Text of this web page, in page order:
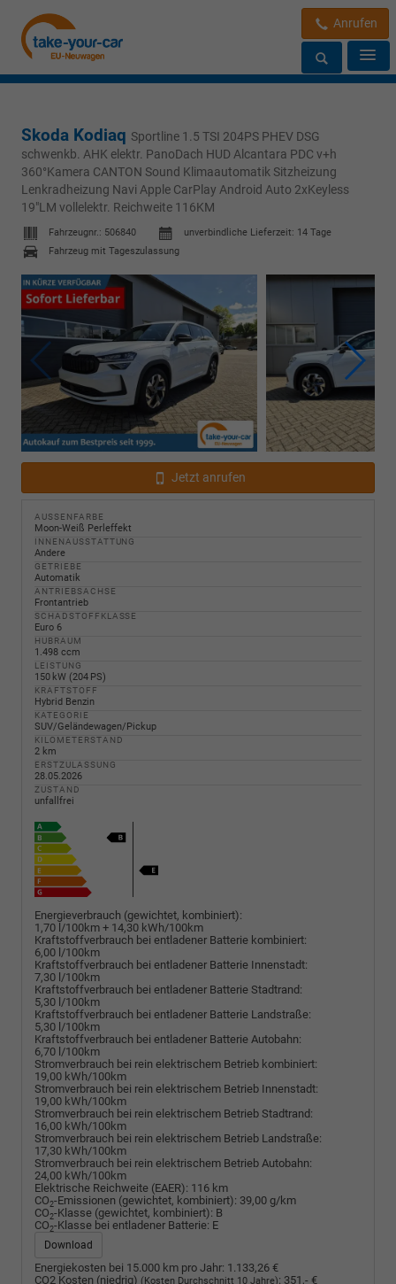
Anrufen
Skoda Kodiaq Sportline 1.5 TSI 204PS PHEV DSG
schwenkb. AHK elektr. PanoDach HUD Alcantara PDC v+h
360°Kamera CANTON Sound Klimaautomatik Sitzheizung
Lenkradheizung Navi Apple CarPlay Android Auto 2xKeyless
19"LM vollelektr. Reichweite 116KM
Fahrzeugnr.: 506840 unverbindliche Lieferzeit: 14 Tage
Fahrzeug mit Tageszulassung
Jetzt anrufen
AUSSENFARBE
Moon-Weiß Perleffekt
INNENAUSSTATTUNG
Andere
GETRIEBE
Automatik
ANTRIEBSACHSE
Frontantrieb
SCHADSTOFFKLASSE
Euro 6
HUBRAUM
1.498 ccm
LEISTUNG
150 kW (204 PS)
KRAFTSTOFF
Hybrid Benzin
KATEGORIE
SUV/Geländewagen/Pickup
KILOMETERSTAND
2 km
ERSTZULASSUNG
28.05.2026
ZUSTAND
unfallfrei
Energieverbrauch (gewichtet, kombiniert):
1,70 l/100km + 14,30 kWh/100km
Kraftstoffverbrauch bei entladener Batterie kombiniert:
6,00 l/100km
Kraftstoffverbrauch bei entladener Batterie Innenstadt:
7,30 l/100km
Kraftstoffverbrauch bei entladener Batterie Stadtrand:
5,30 l/100km
Kraftstoffverbrauch bei entladener Batterie Landstraße:
5,30 l/100km
Kraftstoffverbrauch bei entladener Batterie Autobahn:
6,70 l/100km
Stromverbrauch bei rein elektrischem Betrieb kombiniert:
19,00 kWh/100km
Stromverbrauch bei rein elektrischem Betrieb Innenstadt:
19,00 kWh/100km
Stromverbrauch bei rein elektrischem Betrieb Stadtrand:
16,00 kWh/100km
Stromverbrauch bei rein elektrischem Betrieb Landstraße:
17,30 kWh/100km
Stromverbrauch bei rein elektrischem Betrieb Autobahn:
24,00 kWh/100km
Elektrische Reichweite (EAER): 116 km
CO2-Emissionen (gewichtet, kombiniert): 39,00 g/km
CO2-Klasse (gewichtet, kombiniert): B
CO2-Klasse bei entladener Batterie: E
Download
Energiekosten bei 15.000 km pro Jahr: 1.133,26 €
CO2 Kosten (niedrig) (Kosten Durchschnitt 10 Jahre): 351,- €